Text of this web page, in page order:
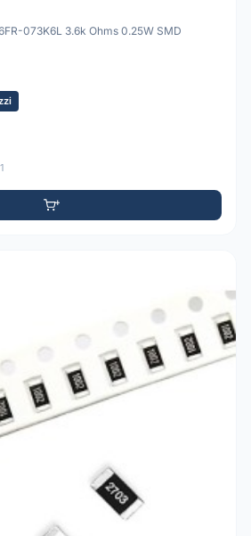
073K6L 3.6k Ohms 0.25W SMD